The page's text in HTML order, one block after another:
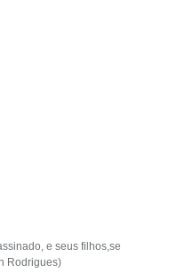
e seus filhos,se
Rodrigues)